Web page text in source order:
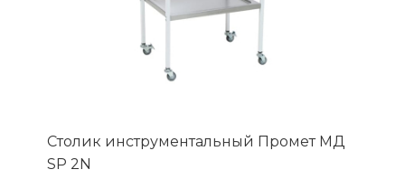
Столик инструментальный Промет МД
SP 2N